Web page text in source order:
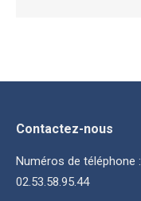
Contactez-nous
Numéros de téléphone :
02.53.58.95.44